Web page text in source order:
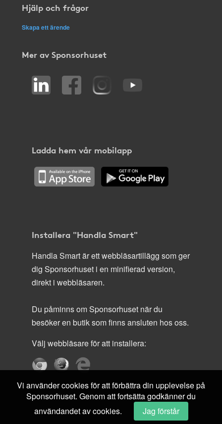
Hjälp och frågor
Skapa ett ärende
Mer av Sponsorhuset
Ladda hem vår mobilapp
Installera "Handla Smart"
Handla Smart är ett webbläsartillägg som ger
dig Sponsorhuset i en minifierad version,
direkt i webbläsaren.
Du påminns om Sponsorhuset när du
besöker en butik som finns ansluten hos oss.
Välj webbläsare för att installera:
Vi använder cookies för att förbättra din upplevelse på
Sponsorhuset. Genom att fortsätta godkänner du
användandet av cookies.
Jag förstår